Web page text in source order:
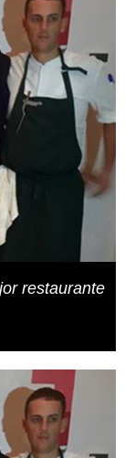
restaurante